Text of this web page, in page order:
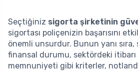
Seçtiğiniz sigorta şirketinin
sigortası poliçenizin başarısını
önemli unsurdur. Bunun yanı
finansal durumu, sektördeki
memnuniyeti gibi kriterler,